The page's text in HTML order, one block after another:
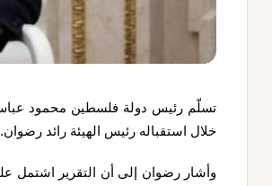
خلال استقباله رئيس الهيئة رائد رضوان.